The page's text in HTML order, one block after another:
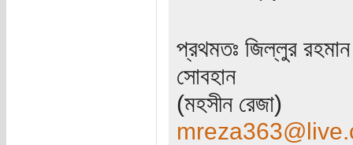
প্রথমতঃ জিল্লুর রহমান
সোবহান
(মহসীন রেজা)